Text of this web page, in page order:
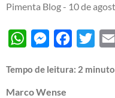
Pimenta Blog - 10 de
WhatsAppMessengerFacebook
Tempo de leitura: 2
Marco Wense